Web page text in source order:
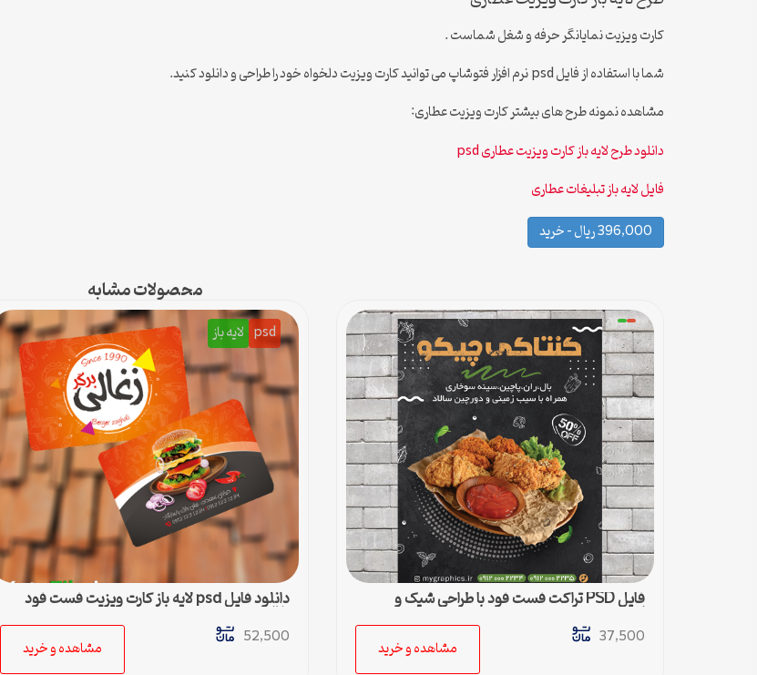
کارت ویزیت نمایانگر حرفه و شغل شماست .
شما با استفاده از فایل psd نرم افزار فتوشاپ می توانید کارت ویزیت دلخواه خود را طراحی و دانلود کنید.
مشاهده نمونه طرح های بیشتر کارت ویزیت عطاری:
دانلود طرح لایه باز کارت ویزیت عطاری psd
فایل لایه باز تبلیغات عطاری
396,000 ریال – خرید
محصولات مشابه
فایل PSD تراکت فست فود با طراحی شیک و
لاکچری
37,500
مشاهده و خرید
psd لایه باز
دانلود فایل psd لایه باز کارت ویزیت فست فود
زغالی
52,500
مشاهده و خرید